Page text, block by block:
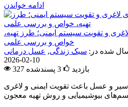
ادامه خواندن
و تقویت سیستم ایمنی؛ طرز تهیه،
خواص و بررسی علمی
شده در: سبک زندگی, عسل درمانی
2026-02-10
327 بازدید
3 پسندشده
سیر و عسل باعث تقویت ایمنی و لاغری